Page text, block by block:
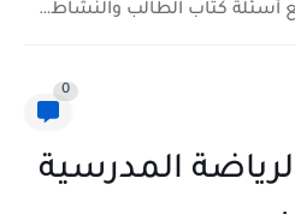
حل جميع أسئلة كتاب الطالب والنشاط في الاحياء للصف العاشر...
0
المدرسية